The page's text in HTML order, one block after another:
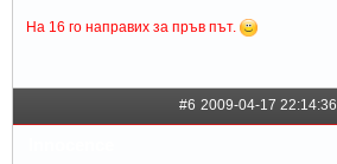
На 16 го направих за пръв път.
#6 2009-04-17 22:14:36